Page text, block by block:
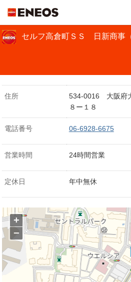
セルフ高倉町ＳＳ 日新商事
住所
534-0016 大阪府
８ー１８
電話番号 06-6928-6675
営業時間 24時間営業
定休日 年中無休
+
−